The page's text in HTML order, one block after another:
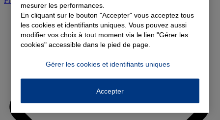
mesurer les performances.
En cliquant sur le bouton "Accepter" vous acceptez tous
les cookies et identifiants uniques. Vous pouvez aussi
modifier vos choix à tout moment via le lien "Gérer les
cookies" accessible dans le pied de page.
Gérer les cookies et identifiants uniques
Accepter